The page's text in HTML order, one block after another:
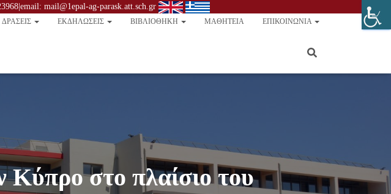
mail@1epal-ag-parask.att.sch.gr
ΔΡΑΣΕΙΣ ΕΚΔΗΛΩΣΕΙΣ ΒΙΒΛΙΟΘΉΚΗ ΜΑΘΗΤΕΊΑ ΕΠΙΚΟΙΝΩΝΊΑ
Κύπρο στο πλαίσιο του